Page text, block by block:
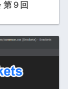
９回